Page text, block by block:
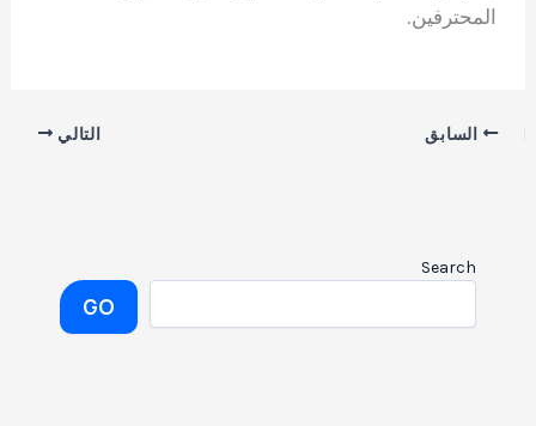
المحترفين.
السابق التالي
Search
GO